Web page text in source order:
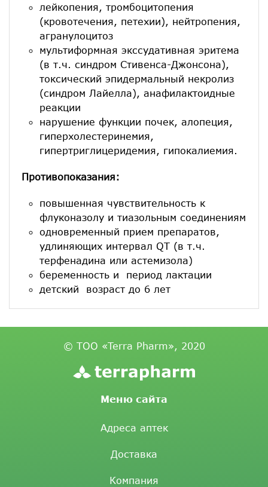
лейкопения, тромбоцитопения
(кровотечения, петехии), нейтропения,
агранулоцитоз
мультиформная экссудативная эритема
(в т.ч. синдром Стивенса-Джонсона),
токсический эпидермальный некролиз
(синдром Лайелла), анафилактоидные
реакции
нарушение функции почек, алопеция,
гиперхолестеринемия,
гипертриглицеридемия, гипокалиемия.
Противопоказания:
повышенная чувствительность к
флуконазолу и тиазольным соединениям
одновременный прием препаратов,
удлиняющих интервал QT (в т.ч.
терфенадина или астемизола)
беременность и период лактации
детский возраст до 6 лет
© ТОО «Terra Pharm», 2020
Меню сайта
Адреса аптек
Доставка
Компания